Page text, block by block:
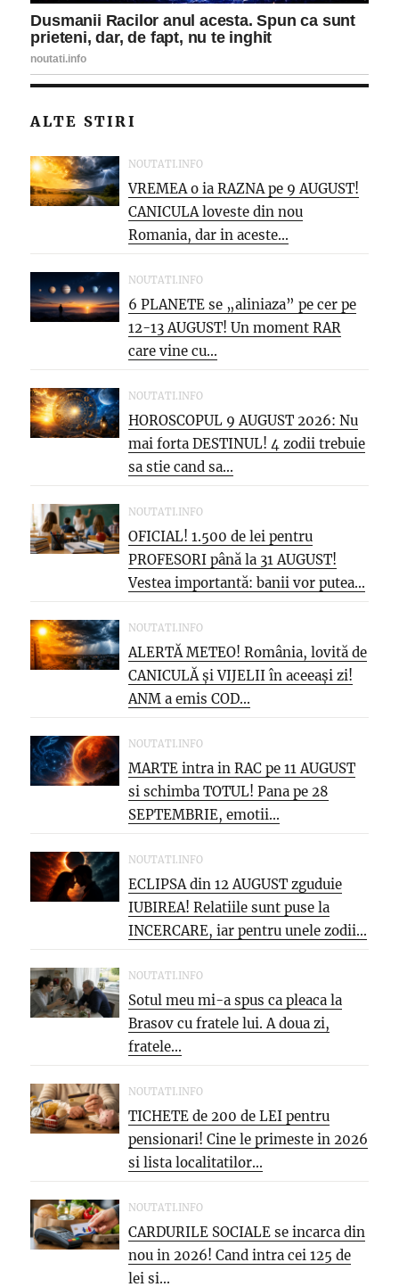
ALTE STIRI
NOUTATI.INFO
VREMEA o ia RAZNA pe 9 AUGUST!
CANICULA loveste din nou
Romania, dar in aceste...
NOUTATI.INFO
6 PLANETE se „aliniaza” pe cer pe
12-13 AUGUST! Un moment RAR
care vine cu...
NOUTATI.INFO
HOROSCOPUL 9 AUGUST 2026: Nu
mai forta DESTINUL! 4 zodii trebuie
sa stie cand sa...
NOUTATI.INFO
OFICIAL! 1.500 de lei pentru
PROFESORI până la 31 AUGUST!
Vestea importantă: banii vor putea...
NOUTATI.INFO
ALERTĂ METEO! România, lovită de
CANICULĂ și VIJELII în aceeași zi!
ANM a emis COD...
NOUTATI.INFO
MARTE intra in RAC pe 11 AUGUST
si schimba TOTUL! Pana pe 28
SEPTEMBRIE, emotii...
NOUTATI.INFO
ECLIPSA din 12 AUGUST zguduie
IUBIREA! Relatiile sunt puse la
INCERCARE, iar pentru unele zodii...
NOUTATI.INFO
Sotul meu mi-a spus ca pleaca la
Brasov cu fratele lui. A doua zi,
fratele...
NOUTATI.INFO
TICHETE de 200 de LEI pentru
pensionari! Cine le primeste in 2026
si lista localitatilor...
NOUTATI.INFO
CARDURILE SOCIALE se incarca din
nou in 2026! Cand intra cei 125 de
lei si...